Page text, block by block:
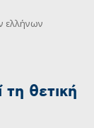
ελλήνων
θετική